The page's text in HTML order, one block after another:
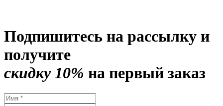
Подпишитесь на рассылку и
получите
скидку 10% на первый заказ